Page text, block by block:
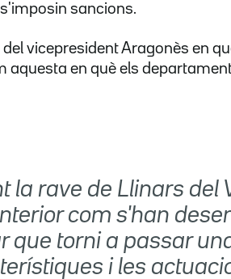
sancions.
vicepresident Aragonès en
aquesta en què els
la rave de Llinars del
com s'han
que torni a passar
i les